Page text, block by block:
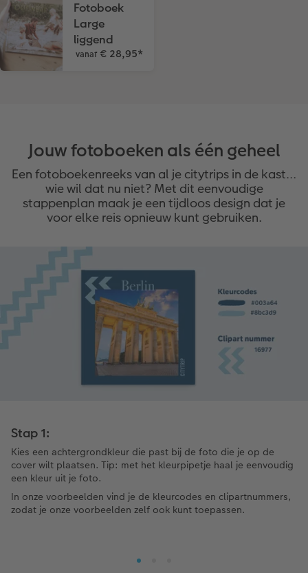
Opslag in CEWE myPhotos
Fotoboek
Large
liggend
vanaf € 28,95*
Jouw fotoboeken als één geheel
Een fotoboekenreeks van al je citytrips in de kast…
wie wil dat nu niet? Met dit eenvoudige
stappenplan maak je een tijdloos design dat je
voor elke reis opnieuw kunt gebruiken.
Stap 1:
Kies een achtergrondkleur die past bij de foto die je op de
cover wilt plaatsen. Tip: met het kleurpipetje haal je eenvoudig
een kleur uit je foto.
In onze voorbeelden vind je de kleurcodes en clipartnummers,
zodat je onze voorbeelden zelf ook kunt toepassen.